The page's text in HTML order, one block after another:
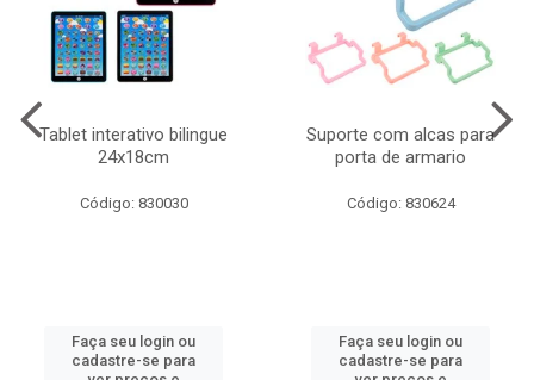
Tablet interativo bilingue
24x18cm
Código: 830030
Faça seu login ou
cadastre-se para
Suporte com alcas para
porta de armario
Código: 830624
Faça seu login ou
cadastre-se para